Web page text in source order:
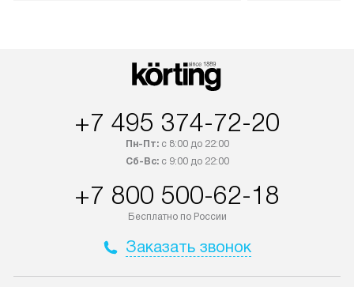
отгружен покупателю в течение
Петербург и другие регионы
осуществляется через
транспортную компанию. После
доставляем заказ
Москва. Пожалуйста, уточняйте
материалы
и регулярное
+7 495 374-72-20
Пн-Пт:с 8:00 до 22:00
Сб-Вс:с 9:00 до 22:00
+7 800 500-62-18
Бесплатно по России
Заказать звонок